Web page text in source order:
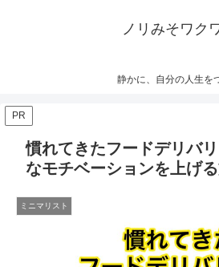
ノリみそワク
静かに、自分の人生を
PR
慣れてきたフードデリバ
なモチベーションを上げ
ミニマリスト